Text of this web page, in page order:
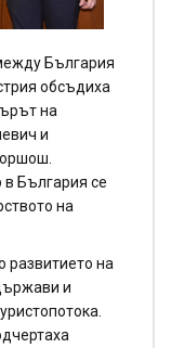
България
обсъдиха
на
и
в България се
на
на
и